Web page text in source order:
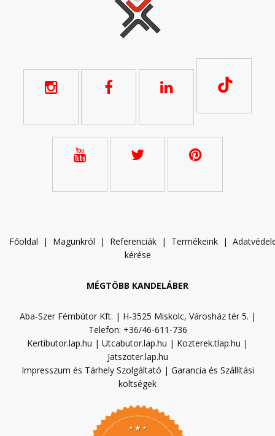
Főoldal | Magunkról | Referenciák | Termékeink | A
kérése
MÉGTÖBB KANDELÁBER
Aba-Szer Fémbútor Kft. | H-3525 Miskolc, Városház tér 5. |
Telefon: +36/46-611-736
Kertibutor.lap.hu | Utcabutor.lap.hu | Kozterek.tlap.hu |
Jatszoter.lap.hu
Impresszum és Tárhely Szolgáltató | Garancia és Szállítási
költségek